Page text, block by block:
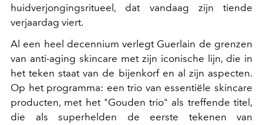
huidverjongingsritueel, dat vandaag zijn tiende
verjaardag viert.
Al een heel decennium verlegt Guerlain de grenzen
van anti-aging skincare met zijn iconische lijn, die in
het teken staat van de bijenkorf en al zijn aspecten.
Op het programma: een trio van essentiële skincare
producten, met het "Gouden trio" als treffende titel,
die als superhelden de eerste tekenen van